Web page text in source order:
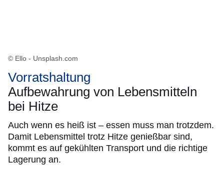
© Ello - Unsplash.com
Vorratshaltung
Aufbewahrung von Lebensmitteln
bei Hitze
Auch wenn es heiß ist – essen muss man trotzdem.
Damit Lebensmittel trotz Hitze genießbar sind,
kommt es auf gekühlten Transport und die richtige
Lagerung an.